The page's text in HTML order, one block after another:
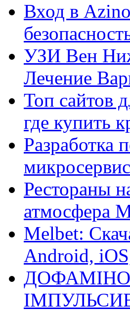
Вход в
УЗИ Вен
Лечение
Топ сайтов
где купить
Разработка
Рестораны
атмосфера
Melbet:
Android,